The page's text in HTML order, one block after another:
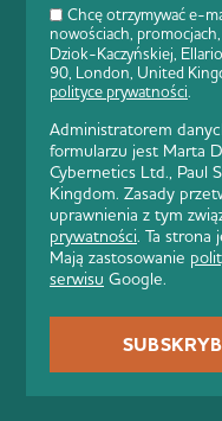
Chcę otrzymywać e-
nowościach,
Dziok-Kaczyńskiej,
90, London, United
polityce prywatności.
Administratorem
formularzu jest Marta
Cybernetics Ltd., Paul
Kingdom. Zasady
uprawnienia z tym
prywatności. Ta strona
Mają zastosowanie
serwisu Google.